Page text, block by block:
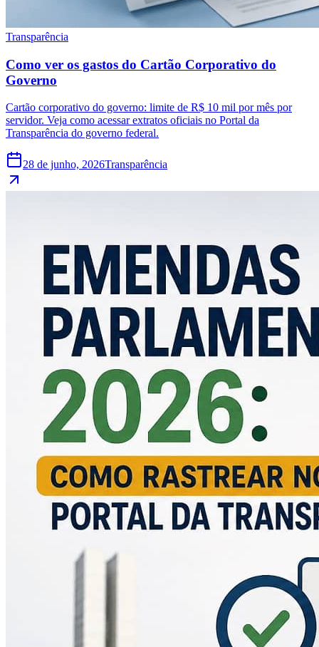
Transparência
Como ver os gastos do Cartão Corporativo do
Governo
Cartão corporativo do governo: limite de R$ 10 mil por mês por
servidor. Veja como acessar extratos oficiais no Portal da
Transparência do governo federal.
28 de junho, 2026Transparência